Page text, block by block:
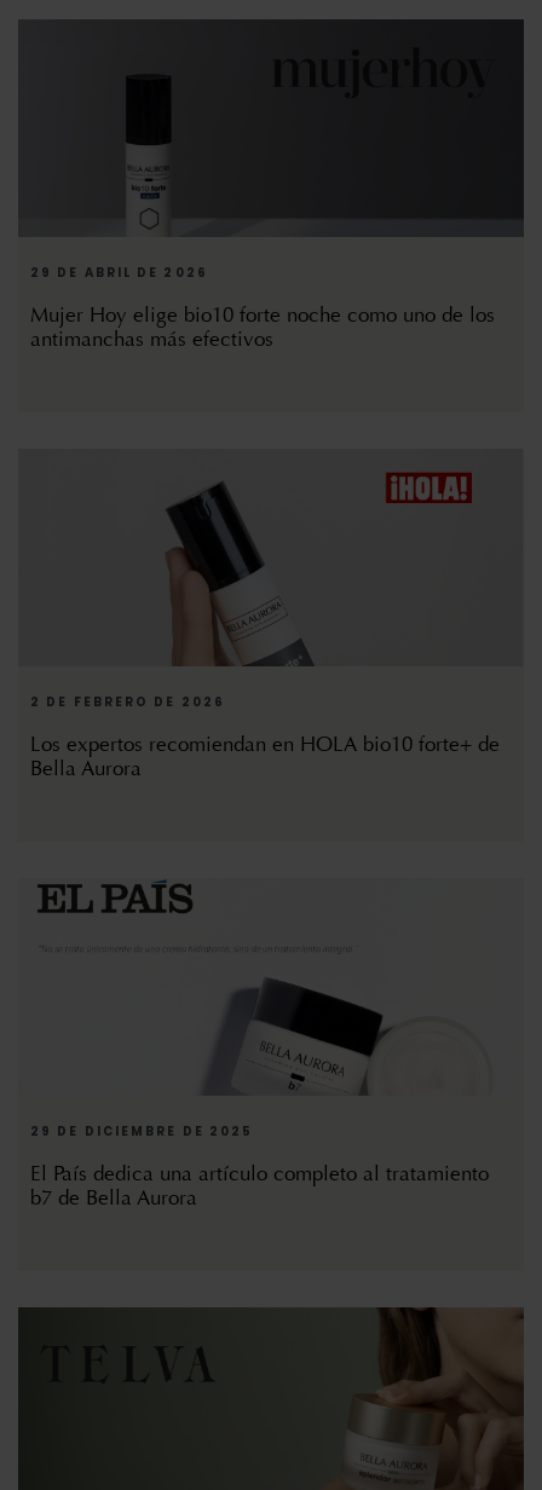
29 DE ABRIL DE 2026
Mujer Hoy elige bio10 forte noche como uno de los
antimanchas más efectivos
2 DE FEBRERO DE 2026
Los expertos recomiendan en HOLA bio10 forte+ de
Bella Aurora
29 DE DICIEMBRE DE 2025
El País dedica una artículo completo al tratamiento
b7 de Bella Aurora